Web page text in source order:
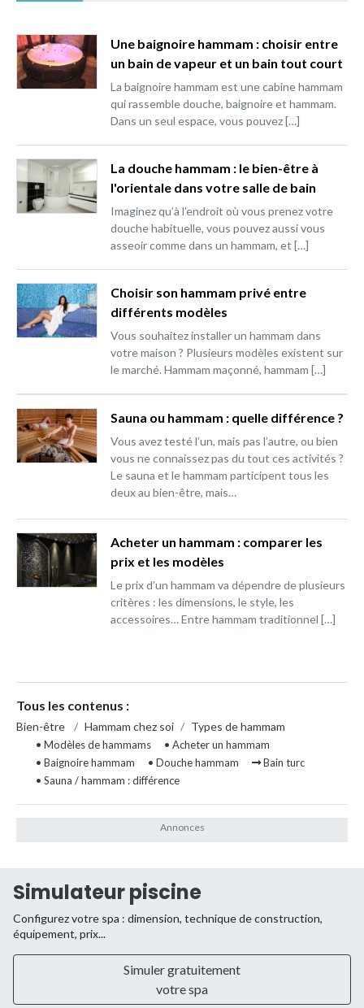
Une baignoire hammam : choisir entre
un bain de vapeur et un bain tout court
La baignoire hammam est une cabine hammam
qui rassemble douche, baignoire et hammam.
Dans un seul espace, vous pouvez […]
La douche hammam : le bien-être à
l'orientale dans votre salle de bain
Imaginez qu’à l’endroit où vous prenez votre
douche habituelle, vous pouvez aussi vous
asseoir comme dans un hammam, et […]
Choisir son hammam privé entre
différents modèles
Vous souhaitez installer un hammam dans
votre maison ? Plusieurs modèles existent sur
le marché. Hammam maçonné, hammam […]
Sauna ou hammam : quelle différence ?
Vous avez testé l’un, mais pas l’autre, ou bien
vous ne connaissez pas du tout ces activités ?
Le sauna et le hammam participent tous les
deux au bien-être, mais…
Acheter un hammam : comparer les
prix et les modèles
Le prix d’un hammam va dépendre de plusieurs
critères : les dimensions, le style, les
accessoires… Entre hammam traditionnel […]
Tous les contenus :
Bien-être / Hammam chez soi / Types de hammam
• Modèles de hammams
• Acheter un hammam
• Baignoire hammam
• Douche hammam
Bain turc
• Sauna / hammam : différence
Simulateur piscine
Configurez votre spa : dimension, technique de construction,
équipement, prix...
Simuler gratuitement
votre spa